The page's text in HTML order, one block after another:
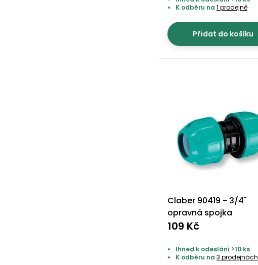
K odběru na 1 prodejně
Přidat do košíku
Claber 90419 - 3/4"
opravná spojka
109 Kč
Ihned k odeslání >10 ks
K odběru na 3 prodejnách